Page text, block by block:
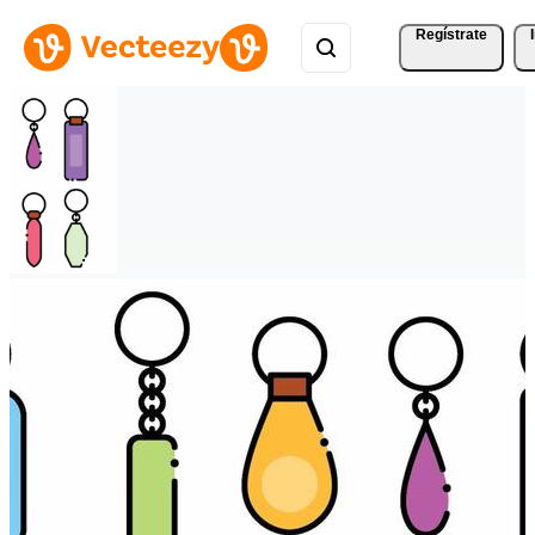
Regístrate